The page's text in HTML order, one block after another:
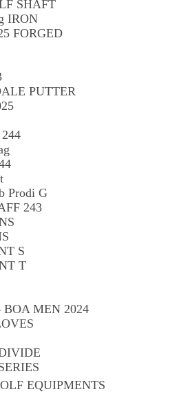
SHAFT
IRON
FORGED
PUTTER
Prodi G
243
S
T
MEN 2024
EQUIPMENTS